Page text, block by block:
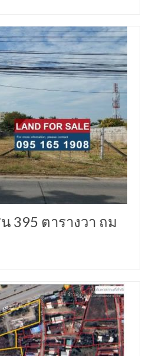
395 ตารางวา ถม